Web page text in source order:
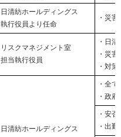
日清紡ホールディングス
執行役員より任命
・災
リスクマネジメント室
担当執行役員
・日
・災
・対
日清紡ホールディングス
・全
・政
・安
・出